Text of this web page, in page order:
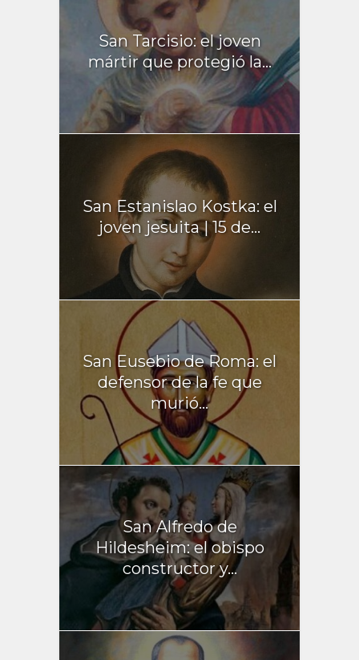
San Tarcisio: el joven
mártir que protegió la...
San Estanislao Kostka: el
joven jesuita | 15 de...
San Eusebio de Roma: el
defensor de la fe que
murió...
San Alfredo de
Hildesheim: el obispo
constructor y...